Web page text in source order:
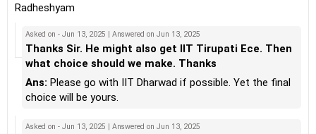
Radheshyam
Asked on - Jun 13, 2025 | Answered on Jun 13, 2025
Thanks Sir. He might also get IIT Tirupati Ece. Then
what choice should we make. Thanks
Ans: Please go with IIT Dharwad if possible. Yet the final
choice will be yours.
Asked on - Jun 13, 2025 | Answered on Jun 13, 2025